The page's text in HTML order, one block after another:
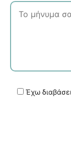
Έχω